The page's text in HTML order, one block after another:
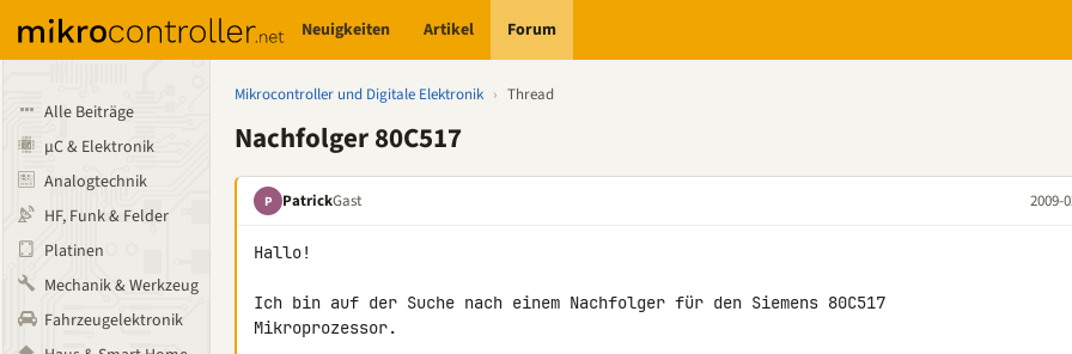
Neuigkeiten Artikel Forum
Alle Beiträge
µC & Elektronik
Analogtechnik
HF, Funk & Felder
Platinen
Mechanik & Werkzeug
Fahrzeugelektronik
Mikrocontroller und Digitale Elektronik › Thread
Nachfolger 80C517
P PatrickGast 2009-
Hallo!
Ich bin auf der Suche nach einem Nachfolger für den Siemens 80C517
Mikroprozessor.